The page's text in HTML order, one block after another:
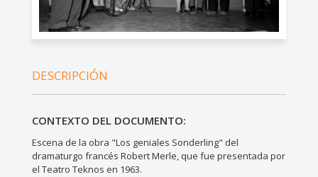
DESCRIPCIÓN
CONTEXTO DEL DOCUMENTO:
Escena de la obra "Los geniales Sonderling" del
dramaturgo francés Robert Merle, que fue presentada por
el Teatro Teknos en 1963.